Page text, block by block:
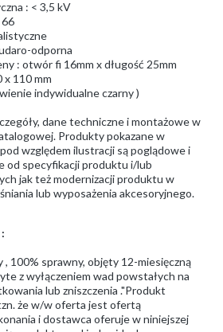
: < 3,5 kV
66
odporna
: otwór fi 16mm x długość 25mm
x 110 mm
indywidualne czarny )
dane techniczne i montażowe w
Produkty pokazane w
względem ilustracji są poglądowe i
od specyfikacji produktu i/lub
jak też modernizacji produktu w
lub wyposażenia akcesoryjnego.
100% sprawny, objęty 12-miesięczną
z wyłączeniem wad powstałych na
lub zniszczenia ."Produkt
że w/w oferta jest ofertą
i dostawca oferuje w niniejszej